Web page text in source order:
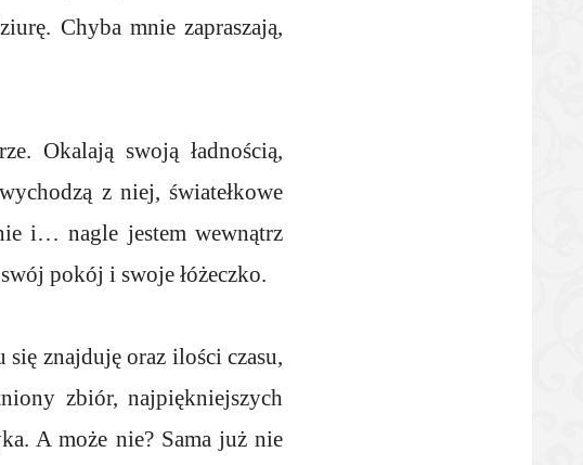
Chyba mnie zapraszają,
Okalają swoją ładnością,
z niej, światełkowe
i… nagle jestem wewnątrz
pokój i swoje łóżeczko.
znajduję oraz ilości czasu,
zbiór, najpiękniejszych
A może nie? Sama już nie